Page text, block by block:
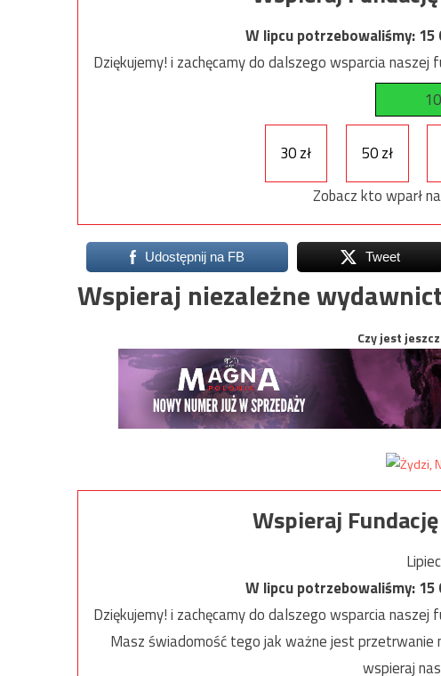
W lipcu potrzebowaliśmy:15
Dziękujemy! i zachęcamy do dalszego wsparcia naszej
30 zł 50 zł
Zobacz kto wparł
Udostępnij na FB Tweet
Wspieraj niezależne
Czy jest
Wspieraj
W lipcu potrzebowaliśmy:15
Dziękujemy! i zachęcamy do dalszego wsparcia naszej
Masz świadomość tego jak ważne jest przetrwanie
wspieraj